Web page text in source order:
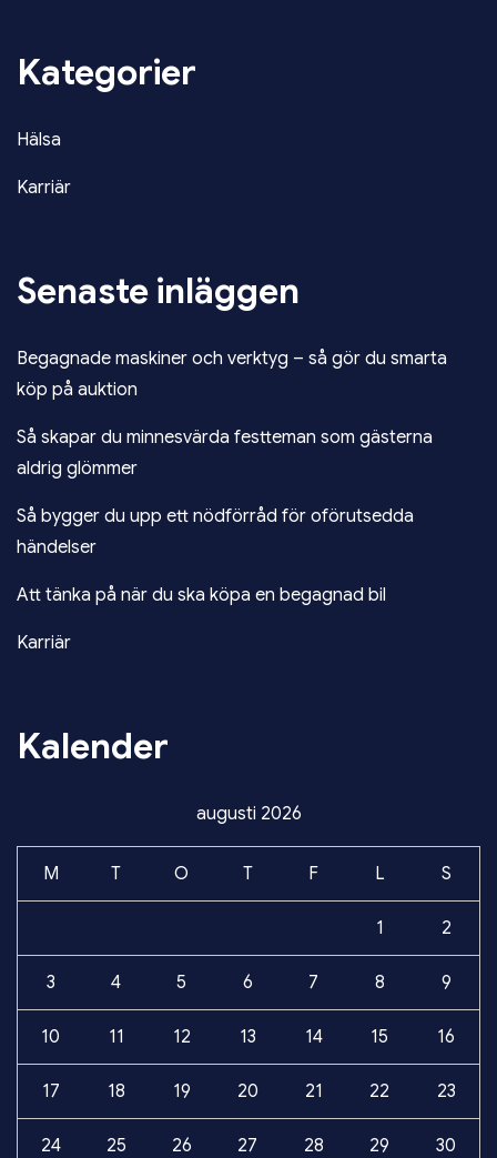
Kategorier
Hälsa
Karriär
Senaste inläggen
Begagnade maskiner och verktyg – så gör du smarta
köp på auktion
Så skapar du minnesvärda festteman som gästerna
aldrig glömmer
Så bygger du upp ett nödförråd för oförutsedda
händelser
Att tänka på när du ska köpa en begagnad bil
Karriär
Kalender
augusti 2026
M T O T F L S
1 2
3 4 5 6 7 8 9
10 11 12 13 14 15 16
17 18 19 20 21 22 23
24 25 26 27 28 29 30